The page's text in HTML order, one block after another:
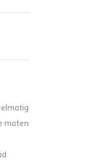
maten